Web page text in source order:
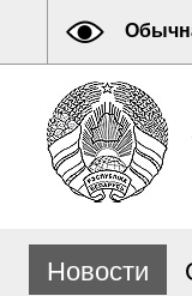
Новости